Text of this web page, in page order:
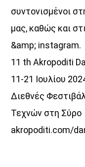
συντονισμένοι
μας, καθώς και
&amp; instagram.
11 th Akropoditi
11-21 Ιουλίου
Διεθνές
Τεχνών στη Σύρο
akropoditi.com/